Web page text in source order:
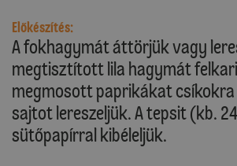
Előkészítés:
A fokhagymát áttörjük vagy
megtisztított lila hagymát
megmosott paprikákat csíkokra
sajtot lereszeljük. A tepsit (kb.
sütőpapírral kibéleljük.